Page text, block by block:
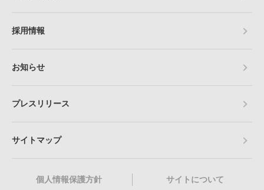
採用情報
お知らせ
プレスリリース
サイトマップ
個人情報保護方針 サイトについて